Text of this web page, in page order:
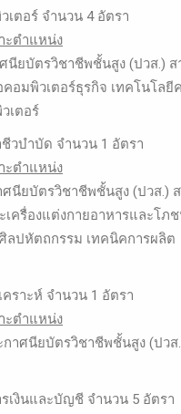
เตอร์ จำนวน 4 อัตรา
ตำแหน่ง
ยบัตรวิชาชีพชั้นสูง (ปวส.) ส
อมพิวเตอร์ธุรกิจ เทคโนโลยี
เตอร์
ชีวบำบัด จำนวน 1 อัตรา
ตำแหน่ง
ยบัตรวิชาชีพชั้นสูง (ปวส.) ส
เครื่องแต่งกายอาหารและโภ
ลปหัตถกรรม เทคนิคการผลิต
ราะห์ จำนวน 1 อัตรา
ตำแหน่ง
ศนียบัตรวิชาชีพชั้นสูง (ปวส
รเงินและบัญชี จำนวน 5 อัตรา